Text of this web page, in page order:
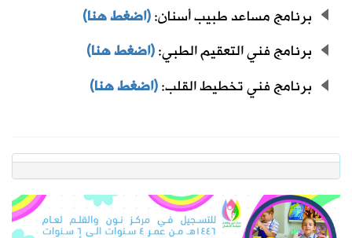
برنامج مساعد طبيب أسنان:(اضغط هنا)
برنامج فني التعقيم الطبي:(اضغط هنا)
برنامج فني تخطيط القلب:(اضغط هنا)